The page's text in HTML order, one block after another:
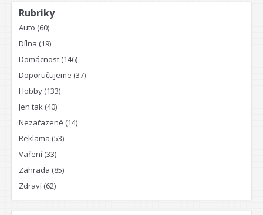
Rubriky
Auto (60)
Dílna (19)
Domácnost (146)
Doporučujeme (37)
Hobby (133)
Jen tak (40)
Nezařazené (14)
Reklama (53)
Vaření (33)
Zahrada (85)
Zdraví (62)